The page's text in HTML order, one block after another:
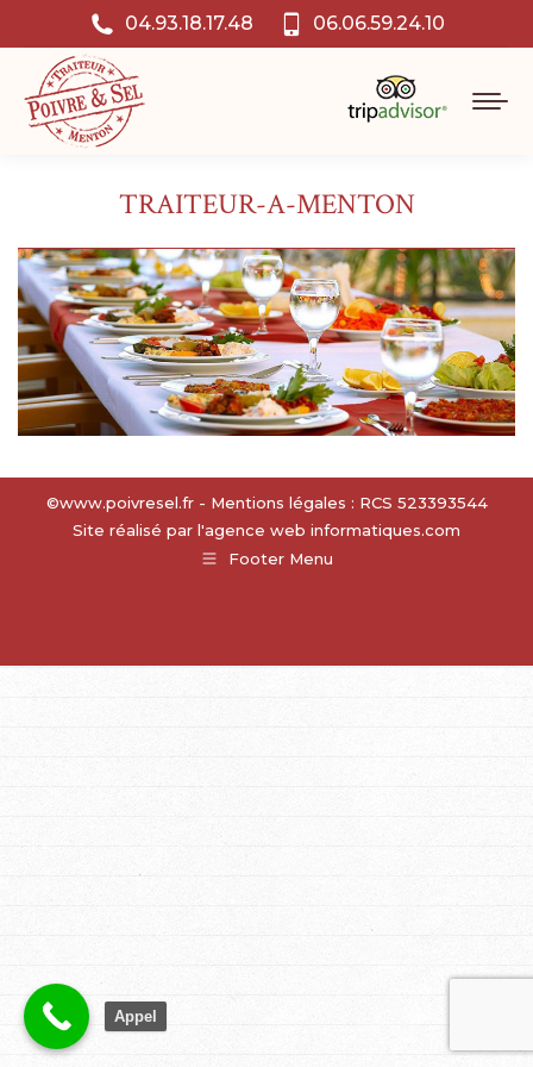
04.93.18.17.48 06.06.59.24.10
TRAITEUR-A-MENTON
©www.poivresel.fr - Mentions légales : RCS 523393544
Site réalisé par l'agence web informatiques.com
Footer Menu
Appel